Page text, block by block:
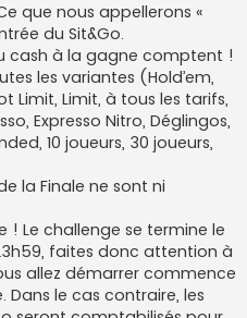
que nous appellerons «
du Sit&Go.
cash à la gagne comptent !
les variantes (Hold’em,
Limit, Limit, à tous les tarifs,
Expresso Nitro, Déglingos,
10 joueurs, 30 joueurs,
la Finale ne sont ni
! Le challenge se termine le
faites donc attention à
allez démarrer commence
Dans le cas contraire, les